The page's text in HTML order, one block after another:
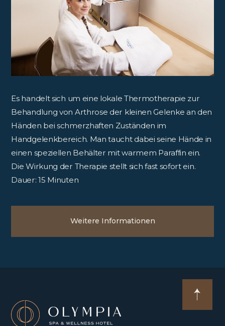
Es handelt sich um eine lokale Thermotherapie zur
Behandlung von Arthrose der kleinen Gelenke an den
Händen bei schmerzhaften Zuständen im
Handgelenkbereich. Man taucht dabei seine Hände in
einen speziellen Behälter mit warmem Paraffin ein.
Die Wirkung der Therapie stellt sich fast sofort ein.
Dauer: 15 Minuten
Weitere Informationen